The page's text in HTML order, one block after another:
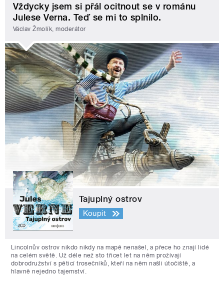
Vždycky jsem si přál ocitnout se v románu
Julese Verna. Teď se mi to splnilo.
Václav Žmolík, moderátor
Tajuplný ostrov
Koupit
Lincolnův ostrov nikdo nikdy na mapě nenašel, a přece ho znají lidé
na celém světě. Už déle než sto třicet let na něm prožívají
dobrodružství s pěticí trosečníků, kteří na něm našli útočiště, a
hlavně nejedno tajemství.